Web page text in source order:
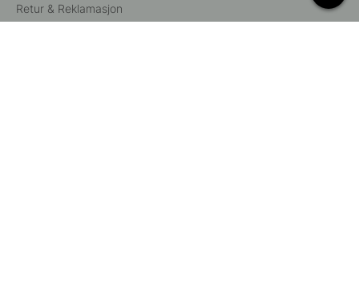
Retur & Reklamasjon